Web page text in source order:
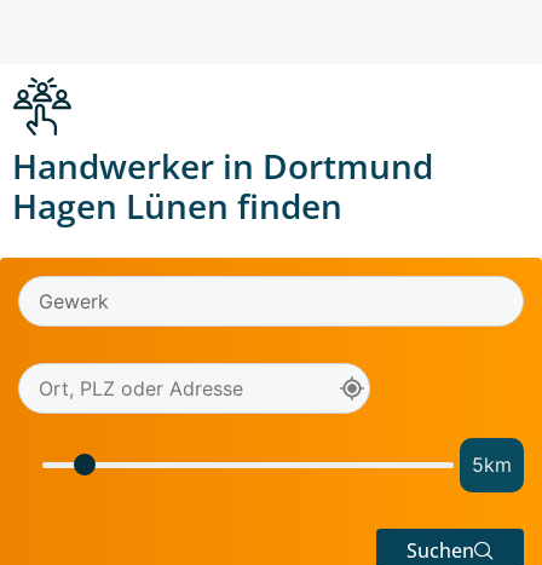
Handwerker in Dortmund
Hagen Lünen finden
5km
Suchen